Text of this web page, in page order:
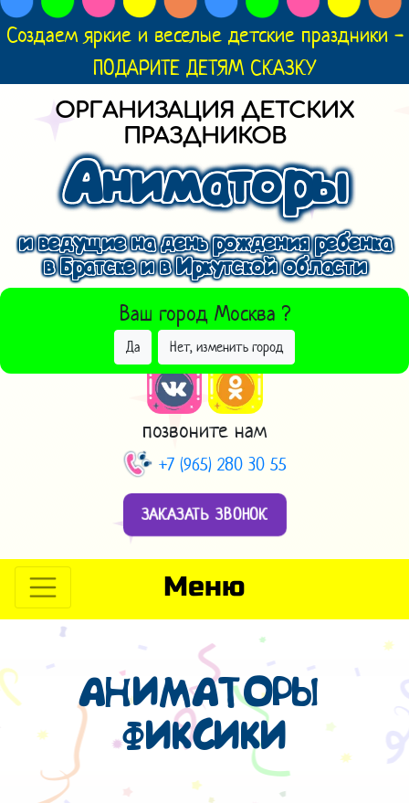
Создаем яркие и веселые детские праздники -
ПОДАРИТЕ ДЕТЯМ СКАЗКУ
ОРГАНИЗАЦИЯ ДЕТСКИХ
ПРАЗДНИКОВ
Аниматоры
и ведущие на день рождения ребенка
в Братске и в Иркутской области
Ваш город Москва ?
Да Нет, изменить город
ВЫБРАТЬ ДРУГОЙ ГОРОД
позвоните нам
+7 (965) 280 30 55
ЗАКАЗАТЬ ЗВОНОК
Меню
АНИМАТОРЫ
ФИКСИКИ